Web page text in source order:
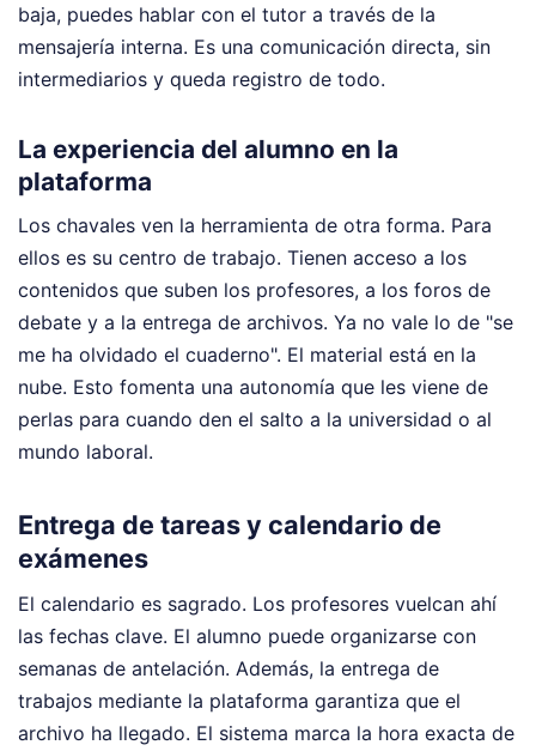
baja, puedes hablar con el tutor a través de la
mensajería interna. Es una comunicación directa, sin
intermediarios y queda registro de todo.
La experiencia del alumno en la
plataforma
Los chavales ven la herramienta de otra forma. Para
ellos es su centro de trabajo. Tienen acceso a los
contenidos que suben los profesores, a los foros de
debate y a la entrega de archivos. Ya no vale lo de "se
me ha olvidado el cuaderno". El material está en la
nube. Esto fomenta una autonomía que les viene de
perlas para cuando den el salto a la universidad o al
mundo laboral.
Entrega de tareas y calendario de
exámenes
El calendario es sagrado. Los profesores vuelcan ahí
las fechas clave. El alumno puede organizarse con
semanas de antelación. Además, la entrega de
trabajos mediante la plataforma garantiza que el
archivo ha llegado. El sistema marca la hora exacta de